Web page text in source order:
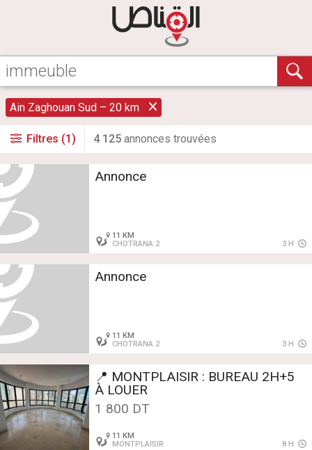
Ain Zaghouan Sud – 20 km
Filtres (1) 4 125 annonces trouvées
Annonce
11 KM
CHOTRANA 2
3 H
Annonce
11 KM
CHOTRANA 2
3 H
📍 MONTPLAISIR : BUREAU 2H+5
À LOUER
1 800 DT
11 KM
MONTPLAISIR
8 H